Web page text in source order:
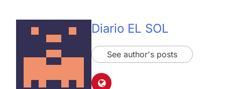
Diario EL SOL
See author's posts